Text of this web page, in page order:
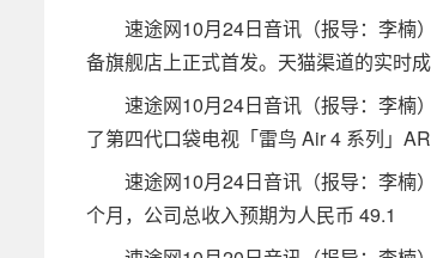
速途网10月24日音讯（报导：李楠
备旗舰店上正式首发。天猫渠道的实时
速途网10月24日音讯（报导：李楠）
了第四代口袋电视「雷鸟 Air 4 系列」
速途网10月24日音讯（报导：李楠）
个月，公司总收入预期为人民币 49.1